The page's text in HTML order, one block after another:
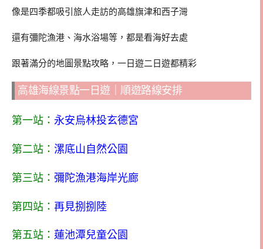
像是四季都吸引旅人走訪的高雄旗津和西子灣
還有彌陀漁港、海水浴場等，都是看海好去處
跟著滿分的地圖景點攻略，一日遊二日遊都精彩
高雄海線景點一日遊｜順遊路線安排
第一站： 永安烏林投玄德宮
第二站： 漯底山自然公園
第三站： 彌陀漁港海岸光廊
第四站： 再見捌捌陸
第五站： 蓮池潭兒童公園